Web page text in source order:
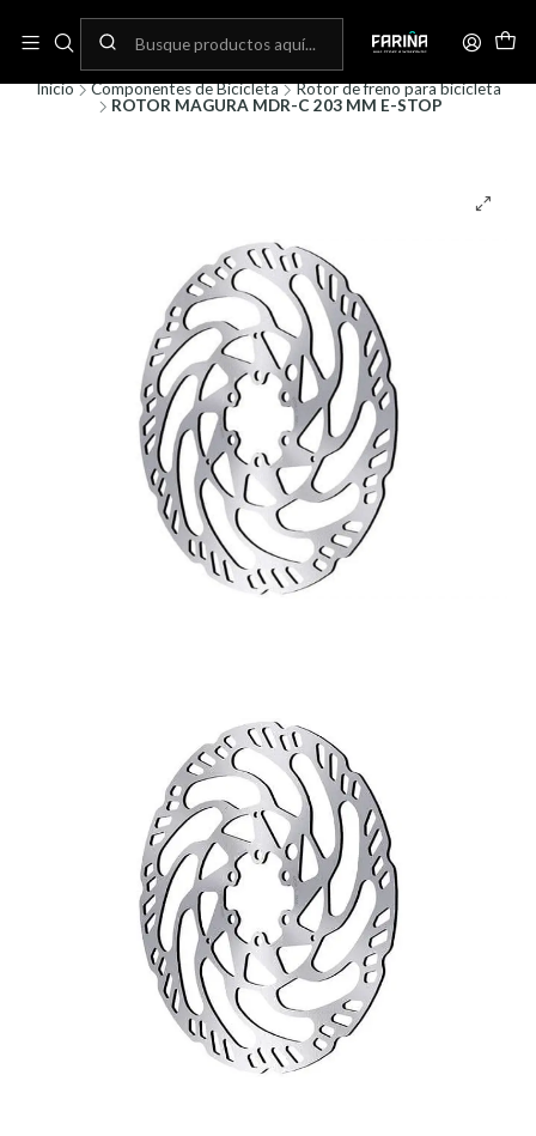
Envíos gratis por compras sobre 80.000! (No aplica para bicicletas)
Inicio Componentes de Bicicleta
Rotor de freno para bicicleta
ROTOR MAGURA MDR-C 203 MM E-STOP